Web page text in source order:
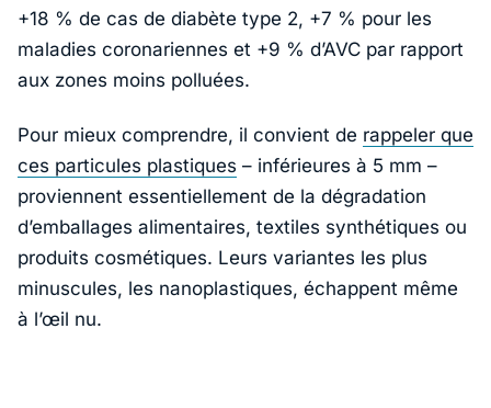
+18 % de cas de diabète type 2, +7 % pour les
maladies coronariennes et +9 % d’AVC par rapport
aux zones moins polluées.
Pour mieux comprendre, il convient de rappeler que
ces particules plastiques – inférieures à 5 mm –
proviennent essentiellement de la dégradation
d’emballages alimentaires, textiles synthétiques ou
produits cosmétiques. Leurs variantes les plus
minuscules, les nanoplastiques, échappent même
à l’œil nu.